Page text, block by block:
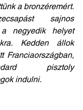
a bronzéremért.
sajnos
negyedik helyet
Kedden állok
Franciaországban,
pisztoly
indulni.